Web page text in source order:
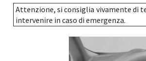
Attenzione, si consiglia vivamente di
intervenire in caso di emergenza.